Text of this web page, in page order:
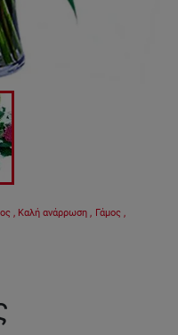
, Καλή ανάρρωση , Γάμος ,